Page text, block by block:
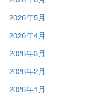
2026年5月
2026年4月
2026年3月
2026年2月
2026年1月